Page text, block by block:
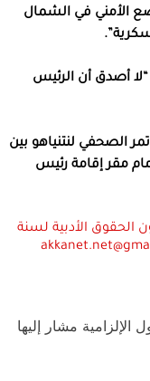
الأمني في الشمال
أصدق أن الرئيس
الصحفي لنتنياهو بين
مقر إقامة رئيس
بموجب بند 27 أ لقانون الحقوق الأدبية لسنة
الإلزامية مشار إليها